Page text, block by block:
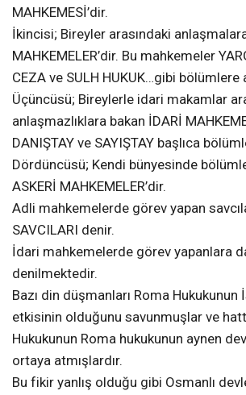
MAHKEMESİ’dir.
İkincisi; Bireyler arasındaki
MAHKEMELER’dir. Bu mahkemeler
CEZA ve SULH HUKUK…gibi bölümlere
Üçüncüsü; Bireylerle idari makamlar
anlaşmazlıklara bakan İDARİ
DANIŞTAY ve SAYIŞTAY başlıca
Dördüncüsü; Kendi bünyesinde
ASKERİ MAHKEMELER’dir.
Adli mahkemelerde görev yapan
SAVCILARI denir.
İdari mahkemelerde görev yapanlara
denilmektedir.
Bazı din düşmanları Roma Hukukunun
etkisinin olduğunu savunmuşlar ve
Hukukunun Roma hukukunun aynen
ortaya atmışlardır.
Bu fikir yanlış olduğu gibi Osmanlı